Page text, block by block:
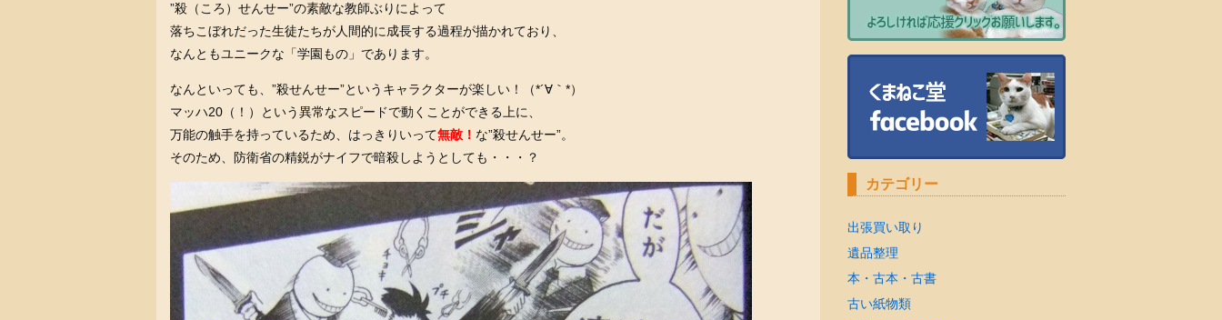
”殺（ころ）せんせー”の素敵な教師ぶりによって
落ちこぼれだった生徒たちが人間的に成長する過程が描かれており、
なんともユニークな「学園もの」であります。
なんといっても、”殺せんせー”というキャラクターが楽しい！（*´∀｀*）
マッハ20（！）という異常なスピードで動くことができる上に、
万能の触手を持っているため、はっきりいって無敵！ な”殺せんせー”。
そのため、防衛省の精鋭がナイフで暗殺しようとしても・・・？
カテゴリー
出張買い取り
遺品整理
本・古本・古書
古い紙物類